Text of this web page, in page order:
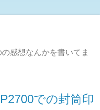
感想なんかを書いてま
での封筒印